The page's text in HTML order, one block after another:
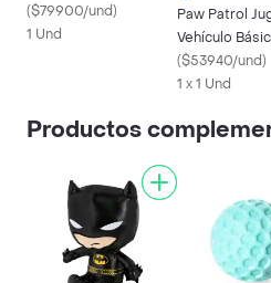
($79900/und)
1 Und
Paw Patrol
Vehículo
($53940/und)
1 x 1 Und
Productos